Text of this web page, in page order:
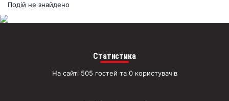
Подій не знайдено
Статистика
На сайті 505 гостей та 0 користувачів